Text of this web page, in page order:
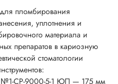
пломбирования
уплотнения и
материала и
препаратов в кариозную
стоматологии
№1-СР-9000-5-1 ЮП — 175 мм